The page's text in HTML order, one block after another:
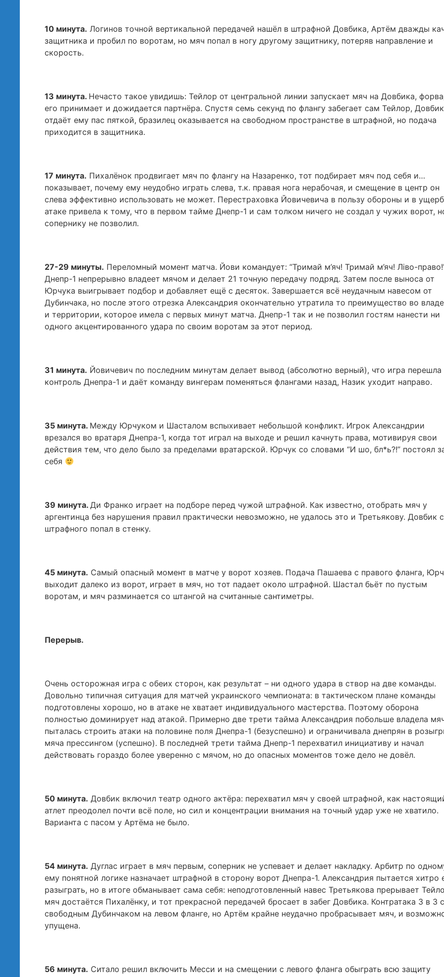
10 минута. Логинов точной вертикальной передачей нашёл в штрафной Довбика, Артём дважды
защитника и пробил по воротам, но мяч попал в ногу другому защитнику, потеряв направление и
скорость.
13 минута. Нечасто такое увидишь: Тейлор от центральной линии запускает мяч на Довбика,
его принимает и дожидается партнёра. Спустя семь секунд по флангу забегает сам Тейлор, Довбик
отдаёт ему пас пяткой, бразилец оказывается на свободном пространстве в штрафной, но подача
приходится в защитника.
17 минута. Пихалёнок продвигает мяч по флангу на Назаренко, тот подбирает мяч под себя и…
показывает, почему ему неудобно играть слева, т.к. правая нога нерабочая, и смещение в центр он
слева эффективно использовать не может. Перестраховка Йовичевича в пользу обороны и в ущерб
атаке привела к тому, что в первом тайме Днепр-1 и сам толком ничего не создал у чужих ворот,
сопернику не позволил.
27-29 минуты. Переломный момент матча. Йови командует: “Тримай м’яч! Тримай м’яч! Ліво-
Днепр-1 непрерывно владеет мячом и делает 21 точную передачу подряд. Затем после выноса от
Юрчука выигрывает подбор и добавляет ещё с десяток. Завершается всё неудачным навесом от
Дубинчака, но после этого отрезка Александрия окончательно утратила то преимущество во
и территории, которое имела с первых минут матча. Днепр-1 так и не позволил гостям нанести ни
одного акцентированного удара по своим воротам за этот период.
31 минута. Йовичевич по последним минутам делает вывод (абсолютно верный), что игра перешла
контроль Днепра-1 и даёт команду вингерам поменяться флангами назад, Назик уходит направо.
35 минута. Между Юрчуком и Шасталом вспыхивает небольшой конфликт. Игрок Александрии
врезался во вратаря Днепра-1, когда тот играл на выходе и решил качнуть права, мотивируя свои
действия тем, что дело было за пределами вратарской. Юрчук со словами “И шо, бл*ь?!” постоял
себя
39 минута. Ди Франко играет на подборе перед чужой штрафной. Как известно, отобрать мяч у
аргентинца без нарушения правил практически невозможно, не удалось это и Третьякову. Довбик
штрафного попал в стенку.
45 минута. Самый опасный момент в матче у ворот хозяев. Подача Пашаева с правого фланга,
выходит далеко из ворот, играет в мяч, но тот падает около штрафной. Шастал бьёт по пустым
воротам, и мяч разминается со штангой на считанные сантиметры.
Перерыв.
Очень осторожная игра с обеих сторон, как результат – ни одного удара в створ на две команды.
Довольно типичная ситуация для матчей украинского чемпионата: в тактическом плане команды
подготовлены хорошо, но в атаке не хватает индивидуального мастерства. Поэтому оборона
полностью доминирует над атакой. Примерно две трети тайма Александрия побольше владела
пыталась строить атаки на половине поля Днепра-1 (безуспешно) и ограничивала днепрян в
мяча прессингом (успешно). В последней трети тайма Днепр-1 перехватил инициативу и начал
действовать гораздо более уверенно с мячом, но до опасных моментов тоже дело не довёл.
50 минута. Довбик включил театр одного актёра: перехватил мяч у своей штрафной, как
атлет преодолел почти всё поле, но сил и концентрации внимания на точный удар уже не хватило.
Варианта с пасом у Артёма не было.
54 минута. Дуглас играет в мяч первым, соперник не успевает и делает накладку. Арбитр по
ему понятной логике назначает штрафной в сторону ворот Днепра-1. Александрия пытается хитро
разыграть, но в итоге обманывает сама себя: неподготовленный навес Третьякова прерывает
мяч достаётся Пихалёнку, и тот прекрасной передачей бросает в забег Довбика. Контратака 3 в 3
свободным Дубинчаком на левом фланге, но Артём крайне неудачно пробрасывает мяч, и
упущена.
56 минута. Ситало решил включить Месси и на смещении с левого фланга обыграть всю защиту